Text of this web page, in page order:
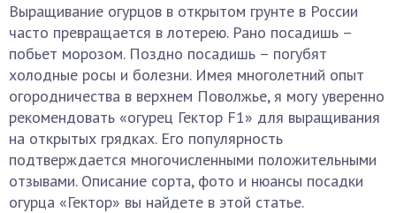
Выращивание огурцов в открытом грунте в России
часто превращается в лотерею. Рано посадишь –
побьет морозом. Поздно посадишь – погубят
холодные росы и болезни. Имея многолетний опыт
огородничества в верхнем Поволжье, я могу уверенно
рекомендовать «огурец Гектор F1» для выращивания
на открытых грядках. Его популярность
подтверждается многочисленными положительными
отзывами. Описание сорта, фото и нюансы посадки
огурца «Гектор» вы найдете в этой статье.